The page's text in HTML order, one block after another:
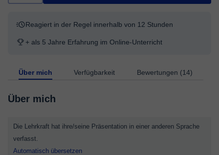
Reagiert in der Regel innerhalb von 12 Stunden
+ als 5 Jahre Erfahrung im Online-Unterricht
Über mich Verfügbarkeit Bewertungen (14)
Über mich
Die Lehrkraft hat ihre/seine Präsentation in einer anderen Sprache
verfasst.
Automatisch übersetzen